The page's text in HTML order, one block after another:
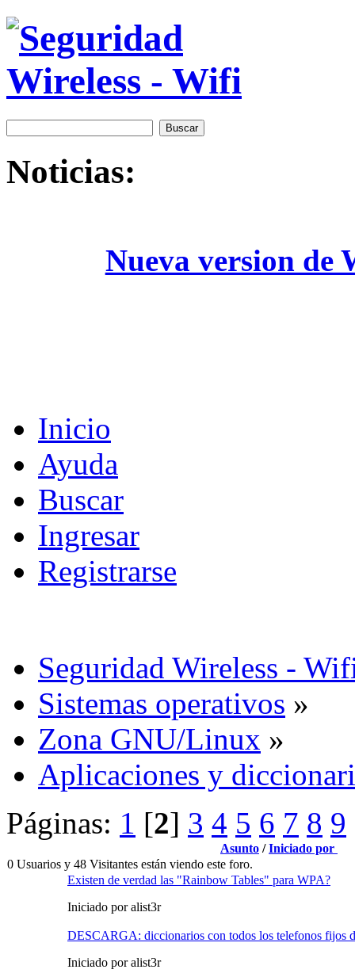
Noticias:
Nueva version de
Inicio
Ayuda
Buscar
Ingresar
Registrarse
Seguridad Wireless -
Sistemas operativos »
Zona GNU/Linux »
Aplicaciones y
Páginas: 1 [2] 3 4 5 6 7 8 9
Asunto /Iniciado por
0 Usuarios y 48 Visitantes están viendo este foro.
Existen de verdad las "Rainbow Tables" para WPA?
Iniciado por alist3r
DESCARGA: diccionarios con todos los telefonos fijos
Iniciado por alist3r